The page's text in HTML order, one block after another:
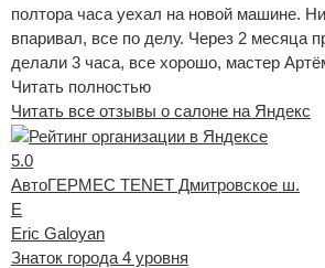
полтора часа уехал на новой машине.
впаривал, все по делу. Через 2 месяца
делали 3 часа, все хорошо, мастер
Читать полностью
Читать все отзывы о салоне на Яндекс
5.0
АвтоГЕРМЕС TENET Дмитровское ш.
E
Eric Galoyan
Знаток города 4 уровня